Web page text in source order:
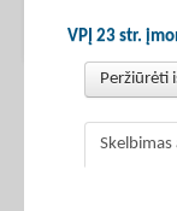
VPĮ 23 str.
Peržiūrėti